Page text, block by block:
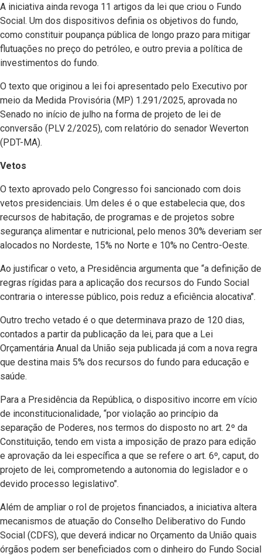
A iniciativa ainda revoga 11 artigos da lei que criou o Fundo
Social. Um dos dispositivos definia os objetivos do fundo,
como constituir poupança pública de longo prazo para mitigar
flutuações no preço do petróleo, e outro previa a política de
investimentos do fundo.
O texto que originou a lei foi apresentado pelo Executivo por
meio da Medida Provisória (MP) 1.291/2025, aprovada no
Senado no início de julho na forma de projeto de lei de
conversão (PLV 2/2025), com relatório do senador Weverton
(PDT-MA).
Vetos
O texto aprovado pelo Congresso foi sancionado com dois
vetos presidenciais. Um deles é o que estabelecia que, dos
recursos de habitação, de programas e de projetos sobre
segurança alimentar e nutricional, pelo menos 30% deveriam ser
alocados no Nordeste, 15% no Norte e 10% no Centro-Oeste.
Ao justificar o veto, a Presidência argumenta que “a definição de
regras rígidas para a aplicação dos recursos do Fundo Social
contraria o interesse público, pois reduz a eficiência alocativa".
Outro trecho vetado é o que determinava prazo de 120 dias,
contados a partir da publicação da lei, para que a Lei
Orçamentária Anual da União seja publicada já com a nova regra
que destina mais 5% dos recursos do fundo para educação e
saúde.
Para a Presidência da República, o dispositivo incorre em vício
de inconstitucionalidade, “por violação ao princípio da
separação de Poderes, nos termos do disposto no art. 2º da
Constituição, tendo em vista a imposição de prazo para edição
e aprovação da lei específica a que se refere o art. 6º, caput, do
projeto de lei, comprometendo a autonomia do legislador e o
devido processo legislativo".
Além de ampliar o rol de projetos financiados, a iniciativa altera
mecanismos de atuação do Conselho Deliberativo do Fundo
Social (CDFS), que deverá indicar no Orçamento da União quais
órgãos podem ser beneficiados com o dinheiro do Fundo Social